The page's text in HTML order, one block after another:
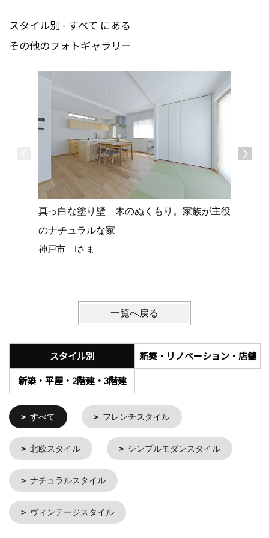
スタイル別 - すべて にある
その他のフォトギャラリー
真っ白な塗り壁 木のぬくもり。家族が主役
のナチュラルな家
神戸市 Iさま
一覧へ戻る
スタイル別
新築・リノベーション・店舗
新築・平屋・2階建・3階建
すべて フレンチスタイル
北欧スタイル シンプルモダンスタイル
ナチュラルスタイル
ヴィンテージスタイル